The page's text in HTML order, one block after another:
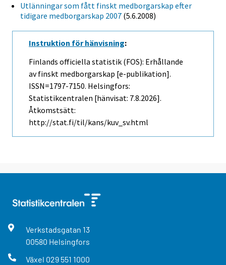
Utlänningar som fått finskt medborgarskap efter
tidigare medborgarskap 2007 (5.6.2008)
Instruktion för hänvisning:
Finlands officiella statistik (FOS): Erhållande
av finskt medborgarskap [e-publikation].
ISSN=1797-7150. Helsingfors:
Statistikcentralen [hänvisat: 7.8.2026].
Åtkomstsätt:
http://stat.fi/til/kans/kuv_sv.html
Verkstadsgatan 13
00580 Helsingfors
Växel 029 551 1000